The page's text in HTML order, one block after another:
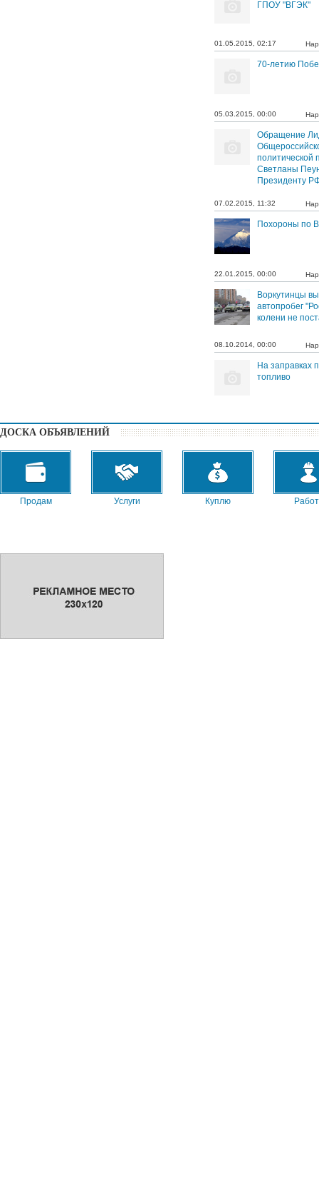
ГПОУ "ВГЭК"
01.05.2015, 02:17
70-летию
05.03.2015, 00:00
Обращение
Светланы
Президенту
07.02.2015, 11:32
Похороны по
22.01.2015, 00:00
Воркутинцы
автопробег
колени не
08.10.2014, 00:00
На заправках
топливо
ДОСКА ОБЪЯВЛЕНИЙ
Продам Услуги Куплю